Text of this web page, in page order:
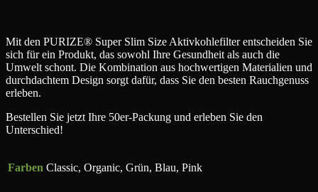
Mit den PURIZE® Super Slim Size Aktivkohlefilter entscheiden Sie
sich für ein Produkt, das sowohl Ihre Gesundheit als auch die
Umwelt schont. Die Kombination aus hochwertigen Materialien und
durchdachtem Design sorgt dafür, dass Sie den besten Rauchgenuss
erleben.
Bestellen Sie jetzt Ihre 50er-Packung und erleben Sie den
Unterschied!
Farben Classic, Organic, Grün, Blau, Pink